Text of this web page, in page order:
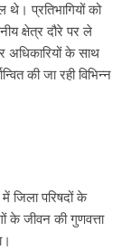
प्रतिभागियों को
क्षेत्र दौरे पर ले
अधिकारियों के साथ
की जा रही विभिन्न
जिला परिषदों के
के जीवन की गुणवत्ता